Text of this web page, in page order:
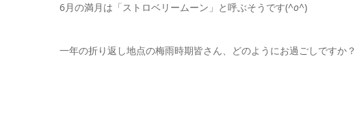
6月の満月は「ストロベリームーン」と呼ぶそうです(^o^)
一年の折り返し地点の梅雨時期皆さん、どのようにお過ごしですか？